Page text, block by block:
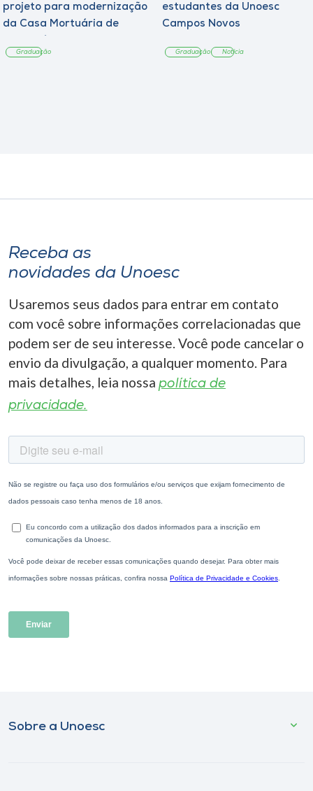
projeto para modernização
da Casa Mortuária de
Graduação
estudantes da Unoesc
Campos Novos
Graduação Notícia
Receba as
novidades da Unoesc
Usaremos seus dados para entrar em contato
com você sobre informações correlacionadas que
podem ser de seu interesse. Você pode cancelar o
envio da divulgação, a qualquer momento. Para
mais detalhes, leia nossa política de
privacidade.
Sobre a Unoesc